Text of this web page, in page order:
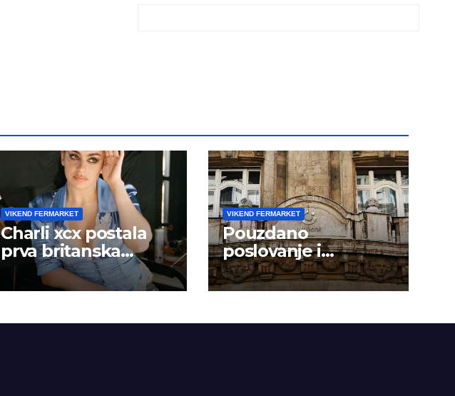
VIKEND FERMARKET
Charli xcx postala
prva britanska
pevačica sa dva
albuma na prvom
kalendarskoj godini
VIKEND FERMARKET
Pouzdano
poslovanje i
kontinuitet rasta